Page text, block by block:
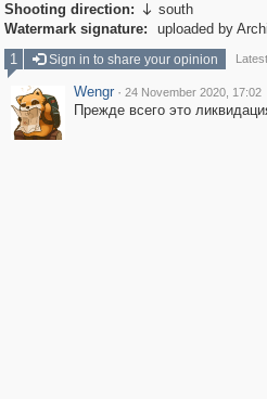
Shooting direction:  south
Watermark signature:
uploaded by
1
Sign in to share your opinion
Wengr · 24 November 2020, 17:02
Прежде всего это